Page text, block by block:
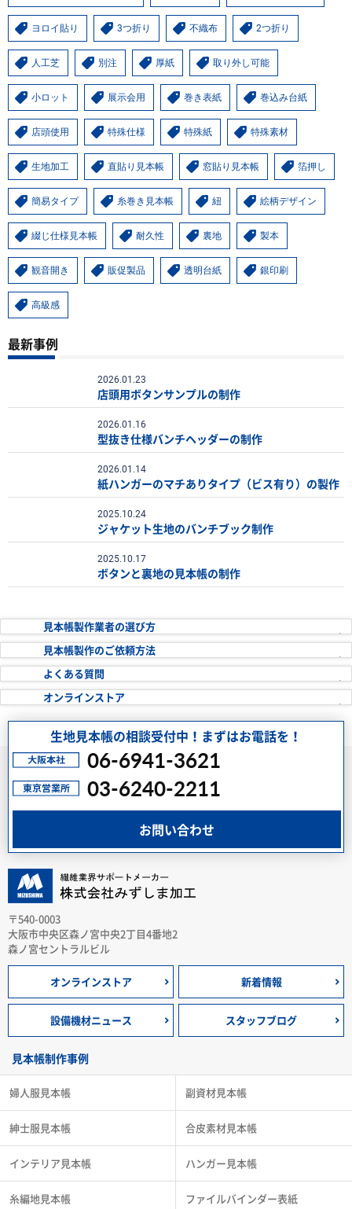
ヨロイ貼り 3つ折り 不織布 2つ折り
人工芝 別注 厚紙 取り外し可能
小ロット 展示会用 巻き表紙 巻込み台紙
店頭使用 特殊仕様 特殊紙 特殊素材
生地加工 直貼り見本帳 窓貼り見本帳 箔押し
簡易タイプ 糸巻き見本帳 紐 絵柄デザイン
綴じ仕様見本帳 耐久性 裏地 製本
観音開き 販促製品 透明台紙 銀印刷
高級感
最新事例
2026.01.23
店頭用ボタンサンプルの制作
2026.01.16
型抜き仕様バンチヘッダーの制作
2026.01.14
紙ハンガーのマチありタイプ（ビス有り）の製作
2025.10.24
ジャケット生地のバンチブック制作
2025.10.17
ボタンと裏地の見本帳の制作
見本帳製作業者の選び方
見本帳製作のご依頼方法
よくある質問
オンラインストア
生地見本帳の相談受付中！まずはお電話を！
06-6941-3621
03-6240-2211
お問い合わせ
〒540-0003
大阪市中央区森ノ宮中央2丁目4番地2
森ノ宮セントラルビル
オンラインストア 新着情報
設備機材ニュース スタッフブログ
見本帳制作事例
婦人服見本帳
紳士服見本帳
インテリア見本帳
糸編地見本帳
副資材見本帳
合皮素材見本帳
ハンガー見本帳
ファイルバインダー表紙